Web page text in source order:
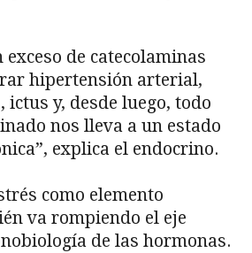
de catecolaminas
hipertensión arterial,
ictus y, desde luego, todo
nos lleva a un estado
explica el endocrino.
como elemento
va rompiendo el eje
de las hormonas.